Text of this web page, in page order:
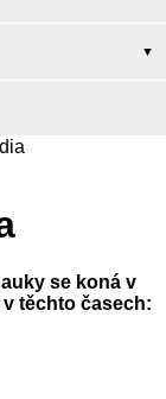
se koná v
v těchto časech: